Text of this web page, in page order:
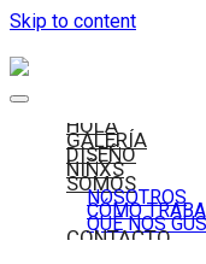
Skip to content
HOLA
GALERÍA
DISEÑO
NIÑXS
SOMOS
NOSOTROS
CÓMO
QUÉ NOS
CONTACTO